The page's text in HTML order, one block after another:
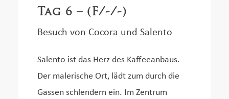
Tag 6 – (F/-/-)
Besuch von Cocora und Salento
Salento ist das Herz des Kaffeeanbaus.
Der malerische Ort, lädt zum durch die
Gassen schlendern ein. Im Zentrum